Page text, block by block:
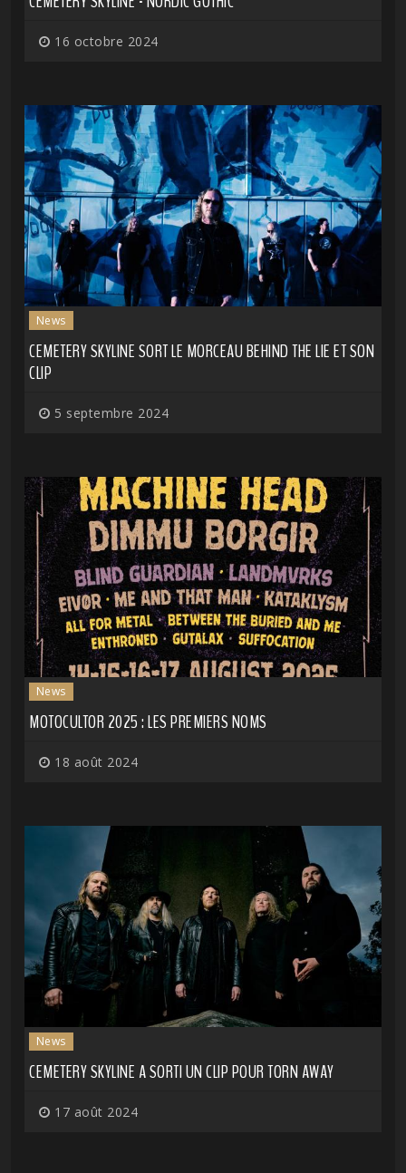
16 octobre 2024
News
CEMETERY SKYLINE SORT LE MORCEAU BEHIND THE LIE ET SON
CLIP
5 septembre 2024
News
MOTOCULTOR 2025 : LES PREMIERS NOMS
18 août 2024
News
CEMETERY SKYLINE A SORTI UN CLIP POUR TORN AWAY
17 août 2024